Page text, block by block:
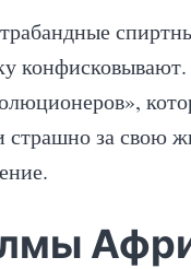
страшно за свою